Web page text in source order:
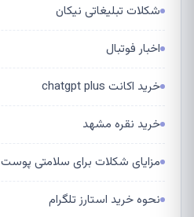
شکلات تبلیغاتی نیکان
اخبار فوتبال
خرید اکانت chatgpt plus
خرید نقره مشهد
مزایای شکلات برای سلامتی پوست
نحوه خرید استارز تلگرام